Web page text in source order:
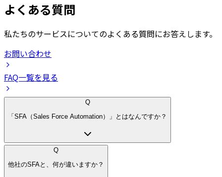
よくある質問
私たちのサービスについてのよくある質問にお答えします。
お問い合わせ
FAQ一覧を見る
Q
「SFA（Sales Force Automation）」とはなんですか？
Q
他社のSFAと、何が違いますか？